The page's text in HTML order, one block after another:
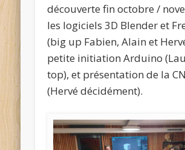
découverte fin octobre /
les logiciels 3D Blender et
(big up Fabien, Alain et
petite initiation Arduino
top), et présentation de la
(Hervé décidément).